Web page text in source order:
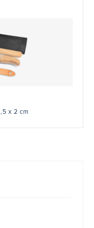
x 2 cm